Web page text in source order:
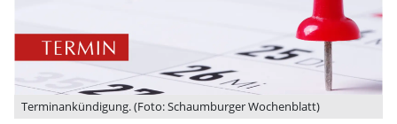
Terminankündigung. (Foto: Schaumburger Wochenblatt)